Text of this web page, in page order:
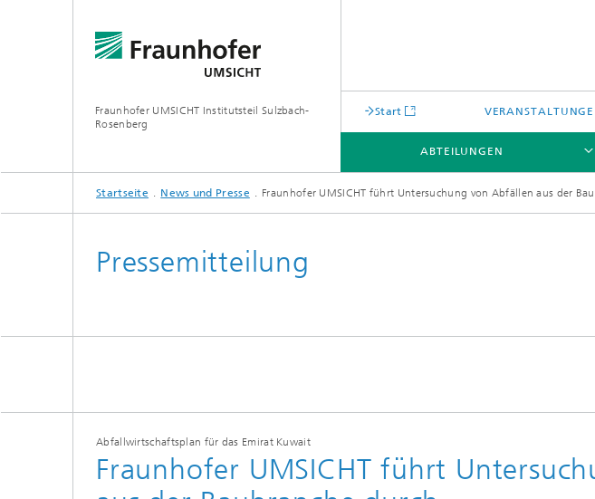
Fraunhofer UMSICHT Institutsteil Sulzbach-
Rosenberg
Start
ABTEILUNGEN
ABTEILUNGEN
UNSERE LÖSUNGEN
ÜBER UNS
Startseite News und Presse Fraunhofer UMSICHT führt Untersuchung von Abfällen aus der
Pressemitteilung
Abfallwirtschaftsplan für das Emirat Kuwait
Fraunhofer UMSICHT führt